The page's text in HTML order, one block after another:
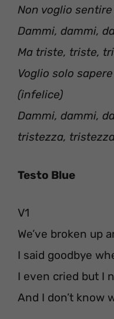
Non voglio
Dammi, dammi,
Ma triste, triste,
Voglio solo
(infelice)
Dammi, dammi,
tristezza,
Testo Blue
V1
We’ve broken up
I said goodbye
I even cried but I
And I don’t know